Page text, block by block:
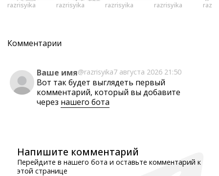
razrisyika razrisyika razrisyika razrisyika
Комментарии
Ваше имя@razrisyika7 августа 2026 21:50
Вот так будет выглядеть первый
комментарий, который вы добавите
через нашего бота
Напишите комментарий
Перейдите в нашего бота и оставьте комментарий к
этой странице